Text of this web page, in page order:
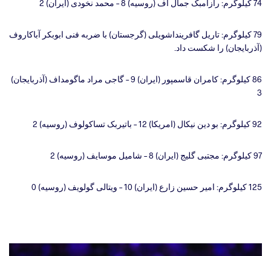
74 کیلوگرم: رازامبک جمال اف (روسیه) 8 – محمد نخودی (ایران) 2
79 کیلوگرم: تاریل گافرینداشویلی (گرجستان) با ضربه فنی ابوبکر آباکاروف
(آذربایجان) را شکست داد.
86 کیلوگرم: کامران قاسمپور (ایران) 9 – گاجی مراد ماگومداف (آذربایجان)
3
92 کیلوگرم: بو دین نیکال (امریکا) 12 – باتیربک تساکولوف (روسیه) 2
97 کیلوگرم: مجتبی گلیج (ایران) 8 – شامیل موسایف (روسیه) 2
125 کیلوگرم: امیر حسین زارع (ایران) 10 – ویتالی گولویف (روسیه) 0